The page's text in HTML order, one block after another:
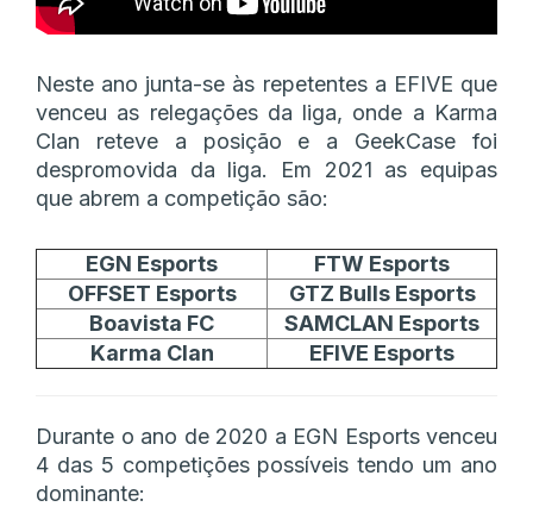
Neste ano junta-se às repetentes a EFIVE que
venceu as relegações da liga, onde a Karma
Clan reteve a posição e a GeekCase foi
despromovida da liga. Em 2021 as equipas
que abrem a competição são:
EGN Esports
FTW Esports
OFFSET Esports
GTZ Bulls Esports
Boavista FC
SAMCLAN Esports
Karma Clan
EFIVE Esports
Durante o ano de 2020 a EGN Esports venceu
4 das 5 competições possíveis tendo um ano
dominante: